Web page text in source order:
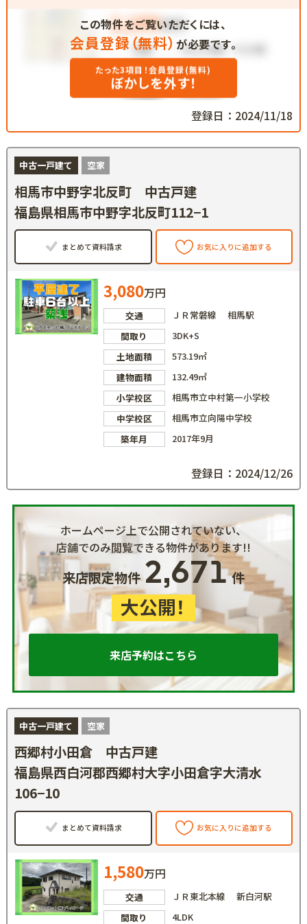
この物件をご覧いただくには、
会員登録（無料） が必要です。
たった3項目！会員登録(無料)
ぼかしを外す！
登録日：2024/11/18
中古一戸建て 空家
相馬市中野字北反町 中古戸建
福島県相馬市中野字北反町112−1
まとめて資料請求 お気に入りに追加する
3,080万円
交通
ＪＲ常磐線 相馬駅
間取り
3DK+S
土地面積
573.19㎡
建物面積
132.49㎡
小学校区
相馬市立中村第一小学校
中学校区
相馬市立向陽中学校
築年月
2017年9月
登録日：2024/12/26
ホームページ上で公開されていない、
店舗でのみ閲覧できる物件があります!!
来店限定物件2,671件
大公開！
来店予約はこちら
中古一戸建て 空家
西郷村小田倉 中古戸建
福島県西白河郡西郷村大字小田倉字大清水
106−10
まとめて資料請求 お気に入りに追加する
1,580万円
交通
ＪＲ東北本線 新白河駅
間取り
4LDK